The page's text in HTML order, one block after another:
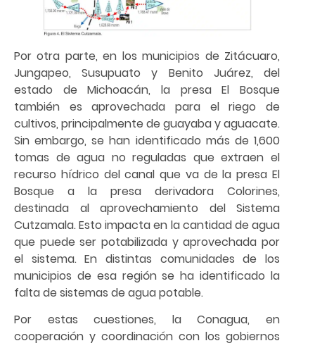
Por otra parte, en los municipios de Zitácuaro,
Jungapeo, Susupuato y Benito Juárez, del
estado de Michoacán, la presa El Bosque
también es aprovechada para el riego de
cultivos, principalmente de guayaba y aguacate.
Sin embargo, se han identificado más de 1,600
tomas de agua no reguladas que extraen el
recurso hídrico del canal que va de la presa El
Bosque a la presa derivadora Colorines,
destinada al aprovechamiento del Sistema
Cutzamala. Esto impacta en la cantidad de agua
que puede ser potabilizada y aprovechada por
el sistema. En distintas comunidades de los
municipios de esa región se ha identificado la
falta de sistemas de agua potable.
Por estas cuestiones, la Conagua, en
cooperación y coordinación con los gobiernos